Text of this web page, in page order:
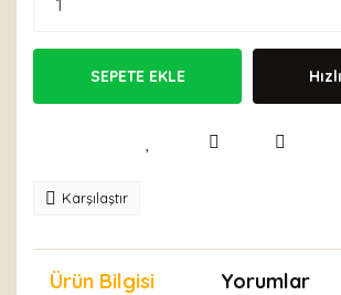
SEPETE EKLE
Karşılaştır
Ürün Bilgisi Yorumlar